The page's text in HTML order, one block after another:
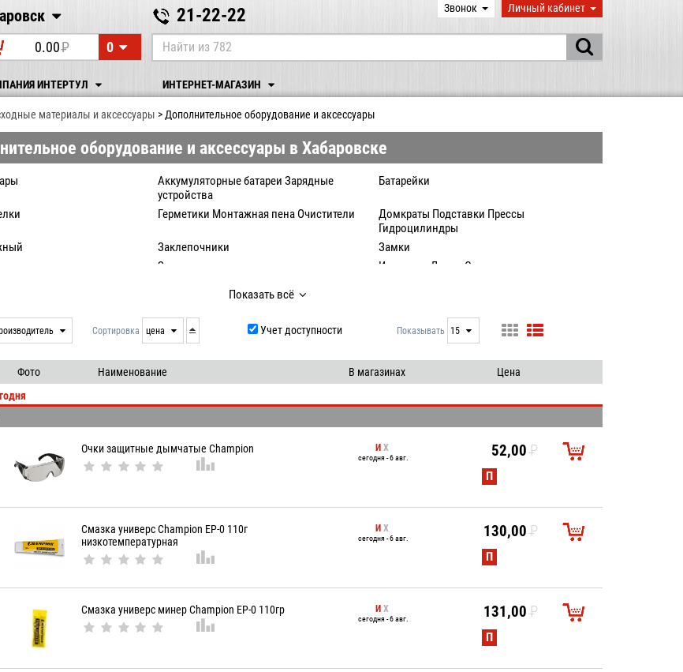
21-22-22 Звонок Личный кабинет
0.00P
0
ИНТЕРТУЛ ИНТЕРНЕТ-МАГАЗИН
материалы и аксессуары Дополнительное оборудование и аксессуары
оборудование и аксессуары в Хабаровске
Аккумуляторные батареи Зарядные
устройства
Батарейки
Герметики Монтажная пена Очистители
Домкраты Подставки Прессы
Гидроцилиндры
Заклепочники
Замки
Защитные средства
Изоленты Ленты Скотч
Патроны для дрели
Перчатки Рукавицы
Пистолеты для герметиков
Рукоятки Черенки
Зеркало
Стеклорезы Стеклодомкраты
Степлеры Скобоудалители
Съемники
Техника
Шпагат
Показать всё
производитель
Сортировка цена
выдачи
цена
артикул
Учет доступности Показывать 15
100
Фото Наименование В магазинах
Цена
Очки защитные дымчатые Champion И Х
сегодня - 6 авг. 52,00P
П
Смазка универс Champion EP-0 110г
низкотемпературная
И Х
сегодня - 6 авг. 130,00P
П
Смазка универс минер Champion EP-0 110гр И Х
сегодня - 6 авг. 131,00P
П